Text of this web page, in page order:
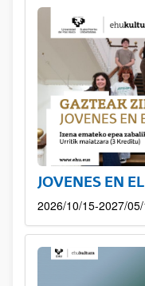
JOVENES EN
2026/10/15-2027/